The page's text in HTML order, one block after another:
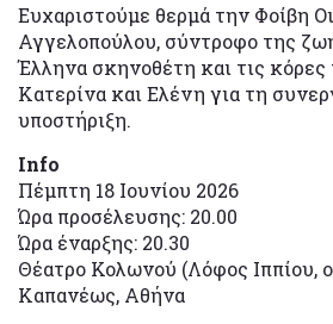
Ευχαριστούμε θερμά την Φοίβη
Αγγελοπούλου, σύντροφο της
Έλληνα σκηνοθέτη και τις
Κατερίνα και Ελένη για τη
υποστήριξη.
Info
Πέμπτη 18 Ιουνίου 2026
Ώρα προσέλευσης: 20.00
Ώρα έναρξης: 20.30
Θέατρο Κολωνού (Λόφος Ιππίου,
Καπανέως, Αθήνα